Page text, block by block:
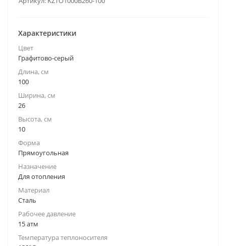
Характеристики
Цвет
Графитово-серый
Длина, см
100
Ширина, см
26
Высота, см
10
Форма
Прямоугольная
Назначение
Для отопления
Материал
Сталь
Рабочее давление
15 атм
Температура теплоносителя